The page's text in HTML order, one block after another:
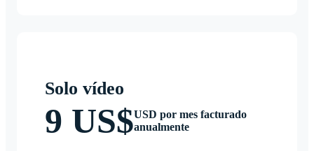
Solo vídeo
9 US$USD por mes facturado
anualmente